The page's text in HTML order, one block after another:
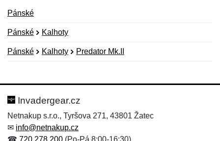
Pánské
Pánské Kalhoty
Pánské Kalhoty Predator Mk.II
Hodnocení:
Jméno: *
Jméno:
E-mail:*
Invadergear.cz
Netnakup s.r.o., Tyršova 271, 43801 Žatec
✉ info@netnakup.cz
☎ 720 278 200 (Po-Pá 8:00-16:30)